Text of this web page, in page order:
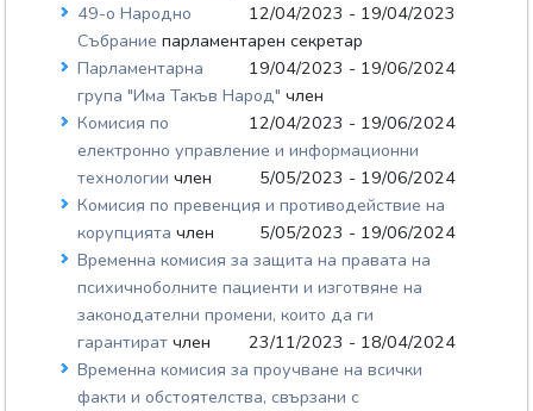
12/04/2023 - 19/04/2023
49-о Народно
Събраниепарламентарен секретар
19/04/2023 - 19/06/2024
Парламентарна
група "Има Такъв Народ"член
12/04/2023 - 19/06/2024
Комисия по
електронно управление и информационни
технологиичлен
5/05/2023 - 19/06/2024
Комисия по превенция и противодействие на
корупциятачлен
5/05/2023 - 19/06/2024
Временна комисия за защита на правата на
психичноболните пациенти и изготвяне на
законодателни промени, които да ги
гарантиратчлен
23/11/2023 - 18/04/2024
Временна комисия за проучване на всички
факти и обстоятелства, свързани с